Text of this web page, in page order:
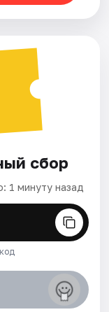
сбор
1 минуту назад